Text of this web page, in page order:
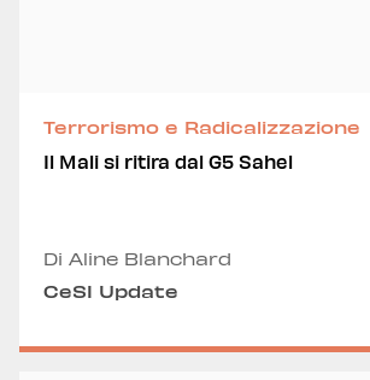
Terrorismo e Radicalizzazione
Il Mali si ritira dal G5 Sahel
Di Aline Blanchard
CeSI Update